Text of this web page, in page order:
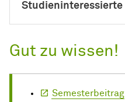
Studieninteressierte
Gut zu wissen!
Semesterbeitrag